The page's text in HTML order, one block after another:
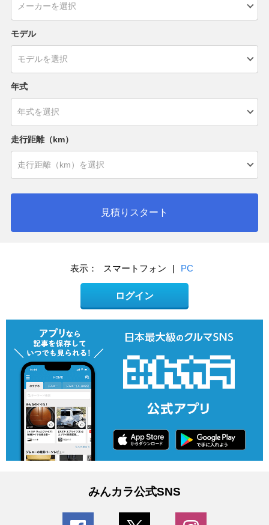
モデル
年式
走行距離（km）
見積りスタート
表示： スマートフォン | PC
ログイン
みんカラ公式SNS